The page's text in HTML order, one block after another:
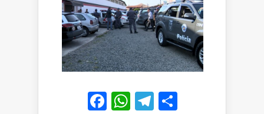
Facebook
WhatsApp
Telegram